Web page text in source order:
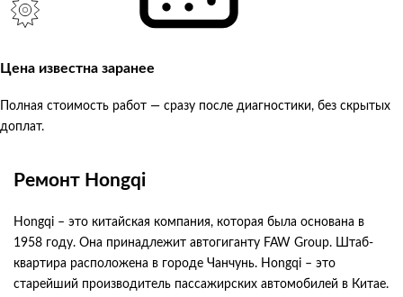
Цена известна заранее
Полная стоимость работ — сразу после диагностики, без скрытых
доплат.
Ремонт Hongqi
Hongqi – это китайская компания, которая была основана в
1958 году. Она принадлежит автогиганту FAW Group. Штаб-
квартира расположена в городе Чанчунь. Hongqi – это
старейший производитель пассажирских автомобилей в Китае.